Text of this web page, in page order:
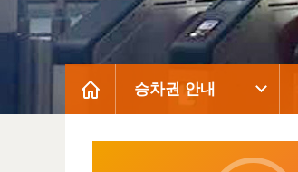
승차권 안내